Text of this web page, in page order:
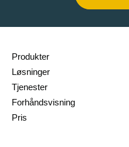
Produkter
Løsninger
Tjenester
Forhåndsvisning
Pris